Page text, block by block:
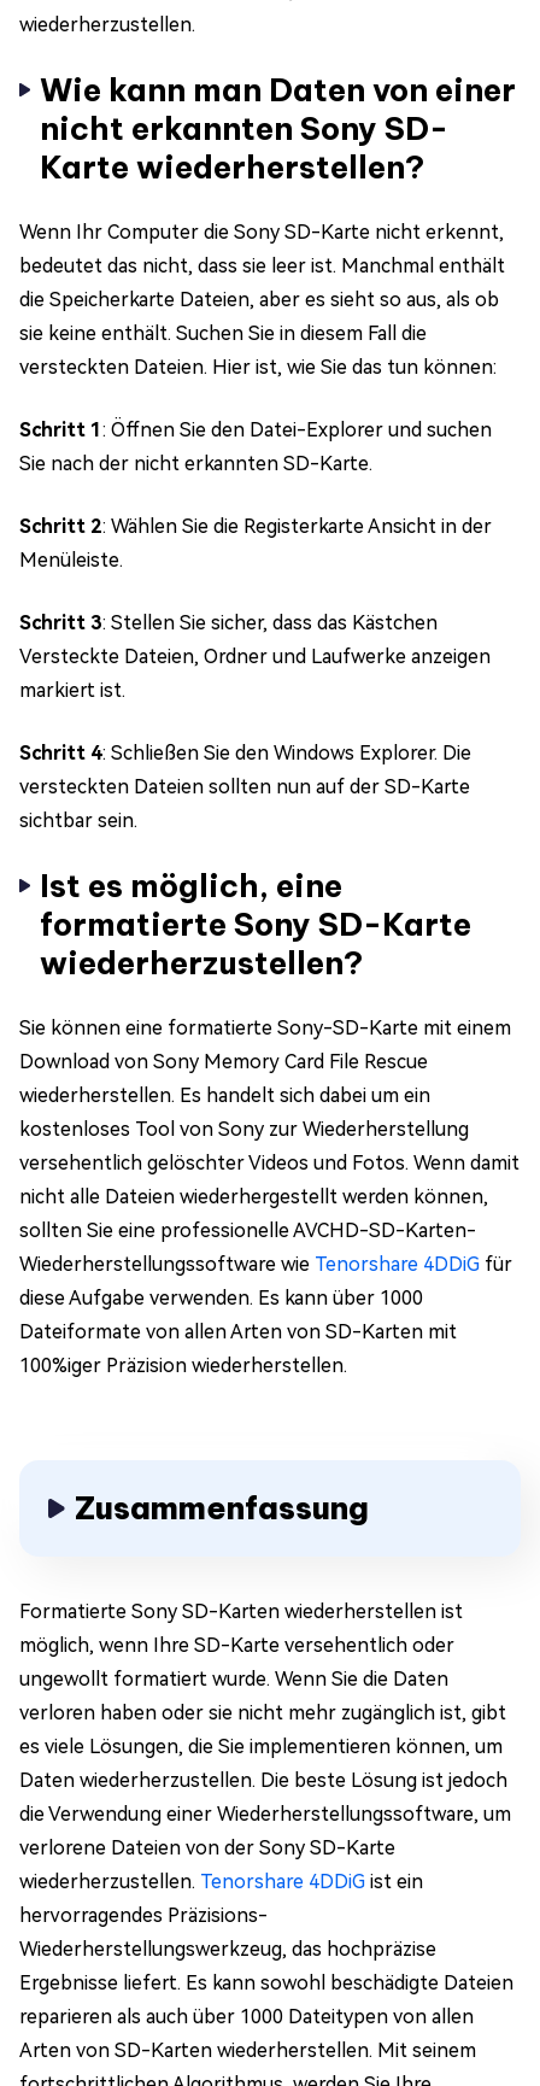
wiederherzustellen.
Wie kann man Daten von einer
nicht erkannten Sony SD-
Karte wiederherstellen?
Wenn Ihr Computer die Sony SD-Karte nicht erkennt,
bedeutet das nicht, dass sie leer ist. Manchmal enthält
die Speicherkarte Dateien, aber es sieht so aus, als ob
sie keine enthält. Suchen Sie in diesem Fall die
versteckten Dateien. Hier ist, wie Sie das tun können:
Schritt 1: Öffnen Sie den Datei-Explorer und suchen
Sie nach der nicht erkannten SD-Karte.
Schritt 2: Wählen Sie die Registerkarte Ansicht in der
Menüleiste.
Schritt 3: Stellen Sie sicher, dass das Kästchen
Versteckte Dateien, Ordner und Laufwerke anzeigen
markiert ist.
Schritt 4: Schließen Sie den Windows Explorer. Die
versteckten Dateien sollten nun auf der SD-Karte
sichtbar sein.
Ist es möglich, eine
formatierte Sony SD-Karte
wiederherzustellen?
Sie können eine formatierte Sony-SD-Karte mit einem
Download von Sony Memory Card File Rescue
wiederherstellen. Es handelt sich dabei um ein
kostenloses Tool von Sony zur Wiederherstellung
versehentlich gelöschter Videos und Fotos. Wenn damit
nicht alle Dateien wiederhergestellt werden können,
sollten Sie eine professionelle AVCHD-SD-Karten-
Wiederherstellungssoftware wie Tenorshare 4DDiG für
diese Aufgabe verwenden. Es kann über 1000
Dateiformate von allen Arten von SD-Karten mit
100%iger Präzision wiederherstellen.
Zusammenfassung
Formatierte Sony SD-Karten wiederherstellen ist
möglich, wenn Ihre SD-Karte versehentlich oder
ungewollt formatiert wurde. Wenn Sie die Daten
verloren haben oder sie nicht mehr zugänglich ist, gibt
es viele Lösungen, die Sie implementieren können, um
Daten wiederherzustellen. Die beste Lösung ist jedoch
die Verwendung einer Wiederherstellungssoftware, um
verlorene Dateien von der Sony SD-Karte
wiederherzustellen. Tenorshare 4DDiG ist ein
hervorragendes Präzisions-
Wiederherstellungswerkzeug, das hochpräzise
Ergebnisse liefert. Es kann sowohl beschädigte Dateien
reparieren als auch über 1000 Dateitypen von allen
Arten von SD-Karten wiederherstellen. Mit seinem